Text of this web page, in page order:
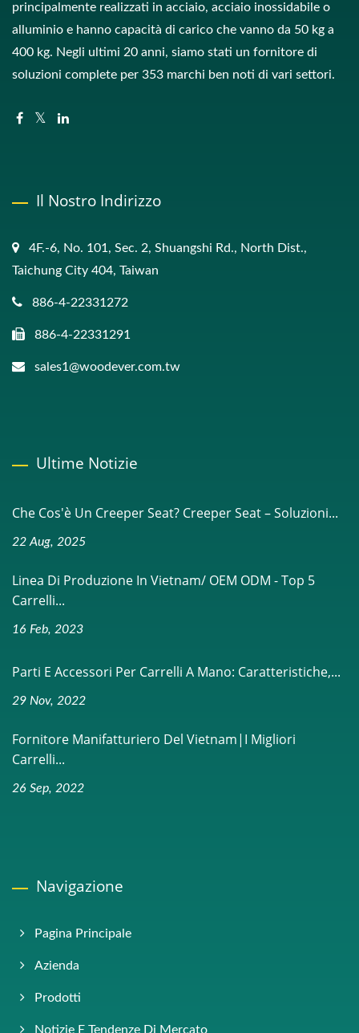
principalmente realizzati in acciaio, acciaio inossidabile o
alluminio e hanno capacità di carico che vanno da 50 kg a
400 kg. Negli ultimi 20 anni, siamo stati un fornitore di
soluzioni complete per 353 marchi ben noti di vari settori.
Il Nostro Indirizzo
4F.-6, No. 101, Sec. 2, Shuangshi Rd., North Dist.,
Taichung City 404, Taiwan
886-4-22331272
886-4-22331291
sales1@woodever.com.tw
Ultime Notizie
Che Cos'è Un Creeper Seat? Creeper Seat – Soluzioni...
22 Aug, 2025
Linea Di Produzione In Vietnam/ OEM ODM - Top 5
Carrelli...
16 Feb, 2023
Parti E Accessori Per Carrelli A Mano: Caratteristiche,...
29 Nov, 2022
Fornitore Manifatturiero Del Vietnam|I Migliori
Carrelli...
26 Sep, 2022
Navigazione
Pagina Principale
Azienda
Prodotti
Notizie E Tendenze Di Mercato